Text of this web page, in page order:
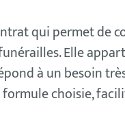
qui permet de
Elle
à un besoin
choisie,